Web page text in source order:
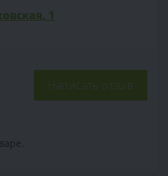
1
Написать отзыв